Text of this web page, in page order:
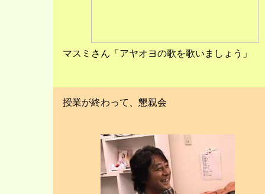
マスミさん「アヤオヨの歌を歌いましょう」
授業が終わって、懇親会